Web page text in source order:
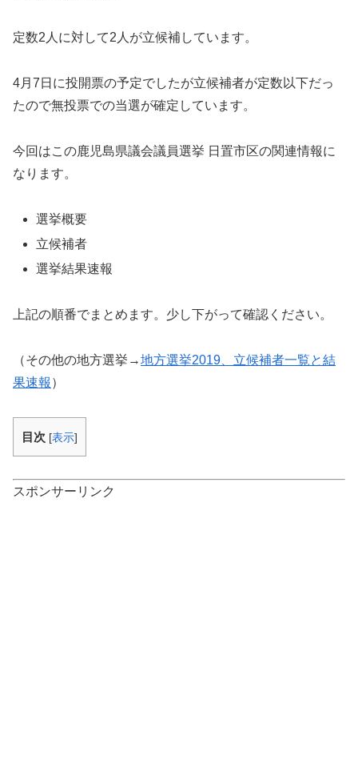
定数2人に対して2人が立候補しています。
4月7日に投開票の予定でしたが立候補者が定数以下だっ
たので無投票での当選が確定しています。
今回はこの鹿児島県議会議員選挙 日置市区の関連情報に
なります。
選挙概要
立候補者
選挙結果速報
上記の順番でまとめます。少し下がって確認ください。
（その他の地方選挙→地方選挙2019、立候補者一覧と結
果速報 ）
目次 [表示]
スポンサーリンク